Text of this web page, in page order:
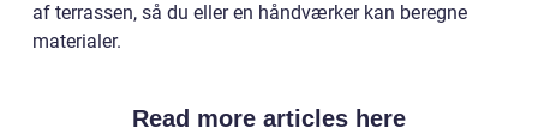
af terrassen, så du eller en håndværker kan beregne
materialer.
Read more articles here